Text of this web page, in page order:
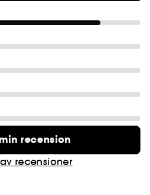
recension
recensioner